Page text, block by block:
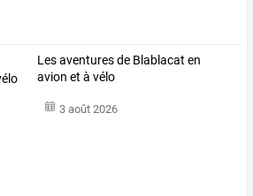
Les aventures de Blablacat en
avion et à vélo
3 août 2026